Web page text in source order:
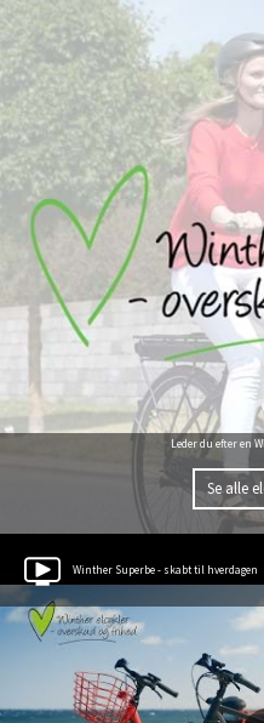
Leder du efter en
Se alle
Winther Superbe - skabt til hverdagen